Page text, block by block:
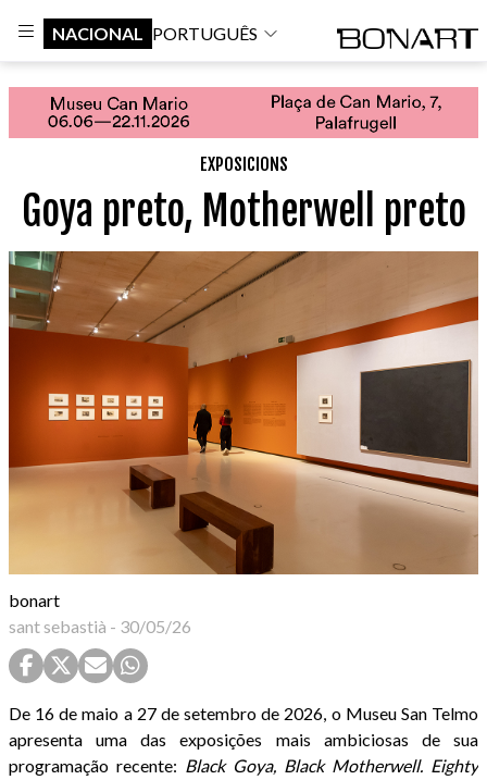
NACIONAL PORTUGUÊS
EXPOSICIONS
Goya preto, Motherwell preto
bonart
sant sebastià - 30/05/26
De 16 de maio a 27 de setembro de 2026, o Museu San Telmo
apresenta uma das exposições mais ambiciosas de sua
programação recente: Black Goya, Black Motherwell. Eighty